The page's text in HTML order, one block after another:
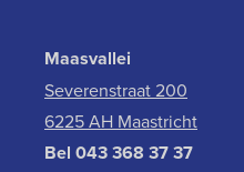
Maasvallei
Severenstraat 200
6225 AH Maastricht
Bel 043 368 37 37